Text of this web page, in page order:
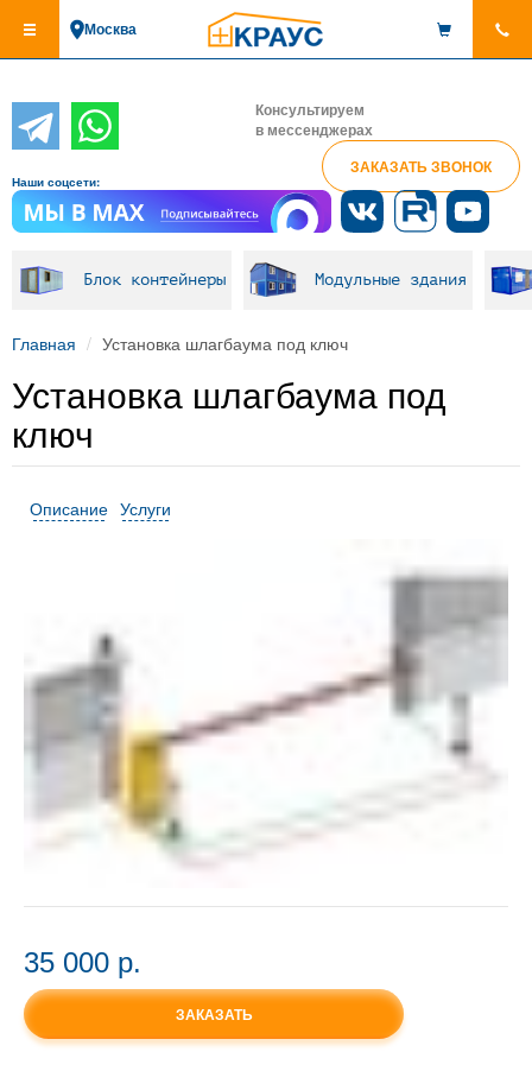
основному
Москва
Консультируем
в мессенджерах
ЗАКАЗАТЬ ЗВОНОК
Наши соцсети:
Блок контейнеры Модульные здания
Главная Установка шлагбаума под ключ
Установка шлагбаума под
ключ
Описание Услуги
35 000 p.
ЗАКАЗАТЬ